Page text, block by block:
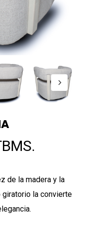
de la madera y la
giratorio la convierte